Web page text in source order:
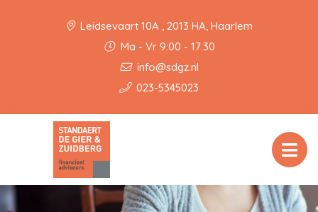
Leidsevaart 10A , 2013 HA, Haarlem
Ma - Vr 9:00 - 17:30
info@sdgz.nl
023-5345023